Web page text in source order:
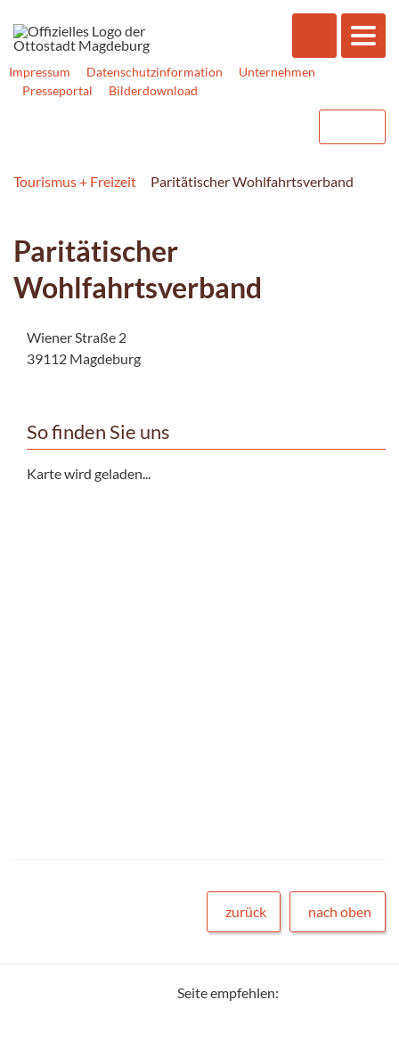
Impressum Datenschutzinformation
Unternehmen
Presseportal
Bilderdownload
Tourismus + Freizeit Paritätischer Wohlfahrtsverband
Paritätischer
Wohlfahrtsverband
Wiener Straße 2
39112 Magdeburg
So finden Sie uns
Karte wird geladen...
zurück nach oben
Seite empfehlen: